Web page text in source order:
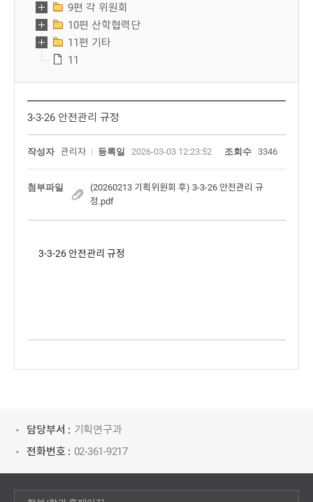
9편 각 위원회
10편 산학협력단
11편 기타
11
3-3-26 안전관리 규정
작성자 관리자 등록일 2026-03-03 12:23:52 조회수 3346
첨부파일
(20260213 기획위원회 후) 3-3-26 안전관리 규
정.pdf
3-3-26 안전관리 규정
담당부서 : 기획연구과
전화번호 : 02-361-9217